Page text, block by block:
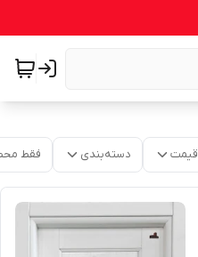
قیمت دسته‌بندی فقط